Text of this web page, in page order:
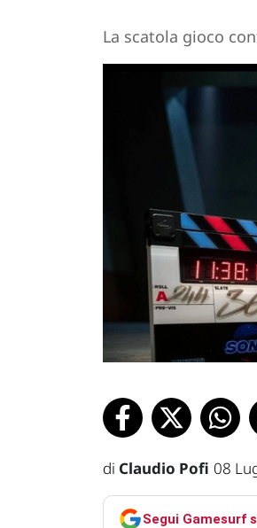
La scatola gioco
di Claudio Pofi 08
Segui Gamesurf